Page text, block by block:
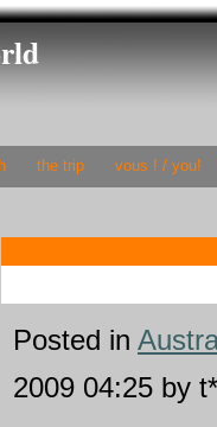
the trip vous ! / you!
Posted in
2009 04:25 by